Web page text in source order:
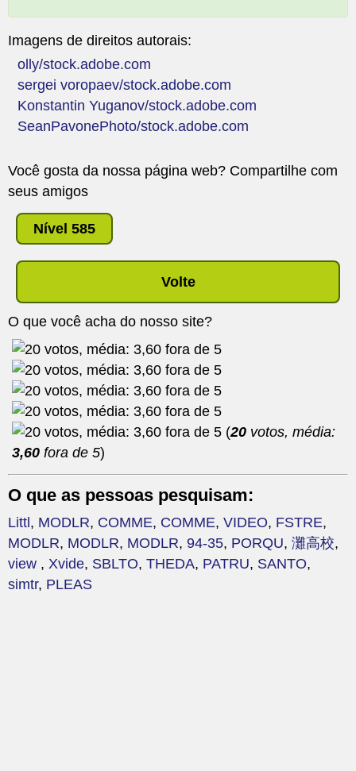
Imagens de direitos autorais:
olly/stock.adobe.com
sergei voropaev/stock.adobe.com
Konstantin Yuganov/stock.adobe.com
SeanPavonePhoto/stock.adobe.com
Você gosta da nossa página web? Compartilhe com
seus amigos
Nível 585
Volte
O que você acha do nosso site?
(20 votos, média:
3,60 fora de 5)
O que as pessoas pesquisam:
Littl , MODLR, COMME, COMME, VIDEO, FSTRE,
MODLR, MODLR, MODLR, 94-35, PORQU, 灘高校,
view , Xvide, SBLTO, THEDA, PATRU, SANTO,
simtr, PLEAS